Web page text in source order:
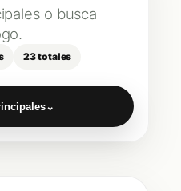
o busca
23 totales
⌄